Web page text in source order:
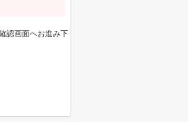
認画面へお進み下